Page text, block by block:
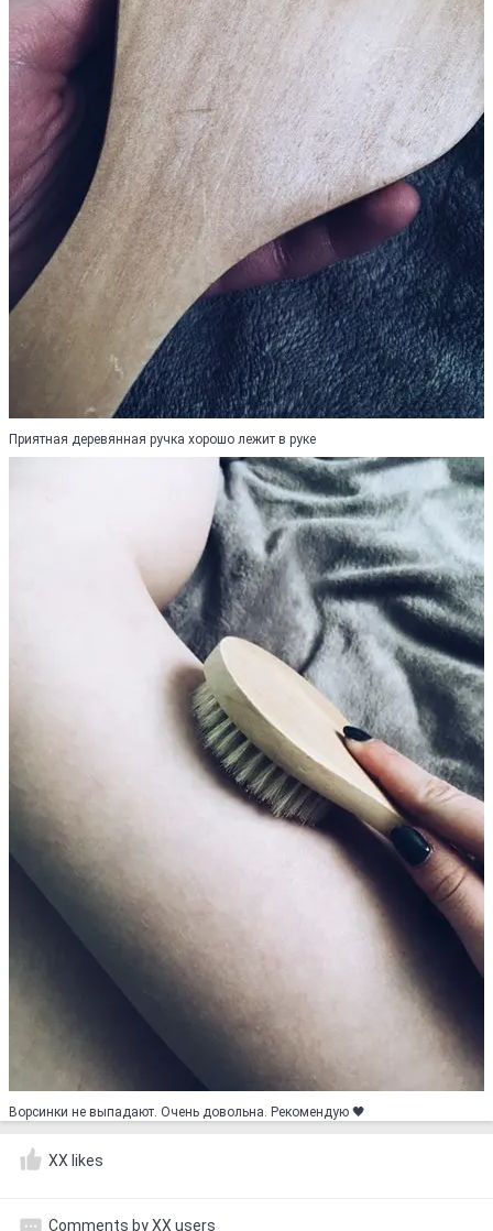
Приятная деревянная ручка хорошо лежит в руке
Ворсинки не выпадают. Очень довольна. Рекомендую 🖤
XX likes
Comments by XX users